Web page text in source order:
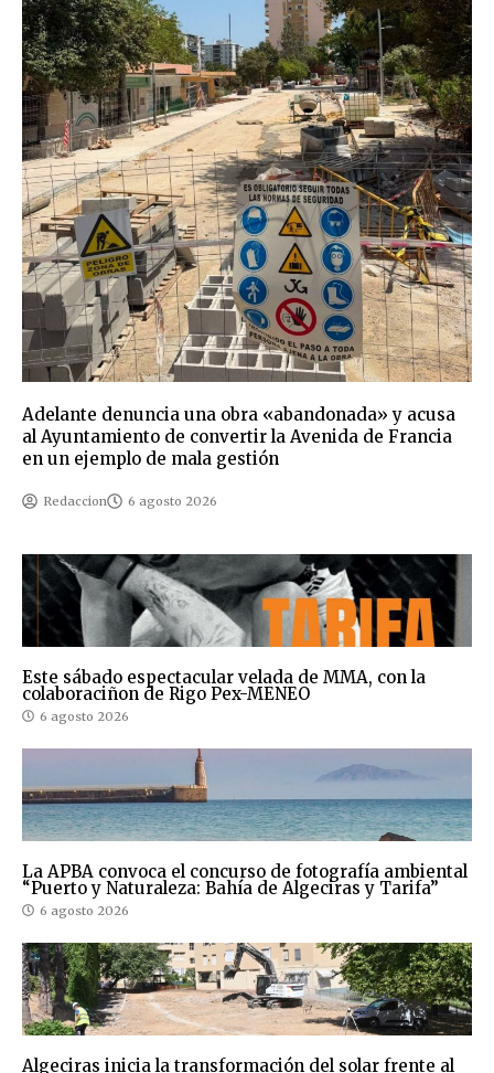
Adelante denuncia una obra «abandonada» y acusa
al Ayuntamiento de convertir la Avenida de Francia
en un ejemplo de mala gestión
Redaccion 6 agosto 2026
Este sábado espectacular velada de MMA, con la
colaboraciñon de Rigo Pex-MENEO
6 agosto 2026
La APBA convoca el concurso de fotografía ambiental
“Puerto y Naturaleza: Bahía de Algeciras y Tarifa”
6 agosto 2026
Algeciras inicia la transformación del solar frente al